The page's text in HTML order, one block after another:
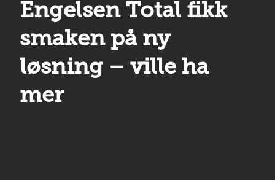
Engelsen Total fikk
smaken på ny
løsning – ville ha
mer